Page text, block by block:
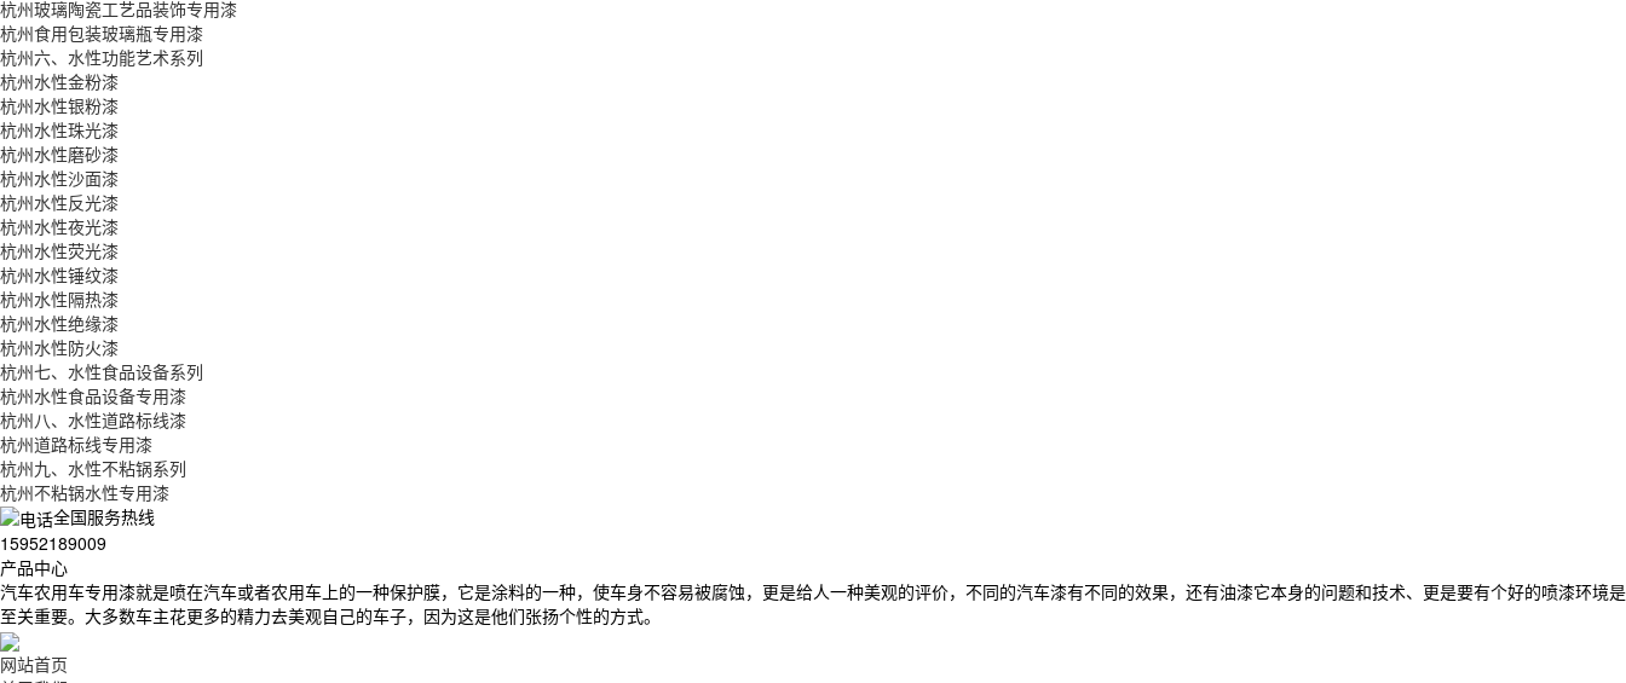
杭州玻璃陶瓷工艺品装饰专用漆
杭州食用包装玻璃瓶专用漆
杭州六、水性功能艺术系列
杭州水性金粉漆
杭州水性银粉漆
杭州水性珠光漆
杭州水性磨砂漆
杭州水性沙面漆
杭州水性反光漆
杭州水性夜光漆
杭州水性荧光漆
杭州水性锤纹漆
杭州水性隔热漆
杭州水性绝缘漆
杭州水性防火漆
杭州七、水性食品设备系列
杭州水性食品设备专用漆
杭州八、水性道路标线漆
杭州道路标线专用漆
杭州九、水性不粘锅系列
杭州不粘锅水性专用漆
全国服务热线
15952189009
产品中心
汽车农用车专用漆就是喷在汽车或者农用车上的一种保护膜，它是涂料的一种，使车身不容易被腐蚀，更是给人一种美观的评价，不同的汽车漆有不同的效果，还有油漆它本身的问题和技术、更是要有个好的喷漆环境是
至关重要。大多数车主花更多的精力去美观自己的车子，因为这是他们张扬个性的方式。
网站首页